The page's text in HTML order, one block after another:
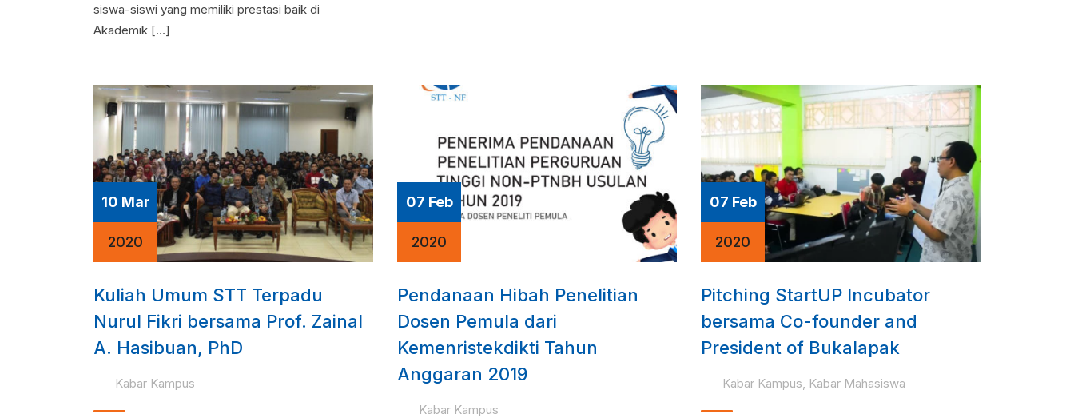
siswa-siswi yang memiliki prestasi baik di
Akademik […]
10 Mar
2020
Kuliah Umum STT Terpadu
Nurul Fikri bersama Prof. Zainal
A. Hasibuan, PhD
Kabar Kampus
07 Feb
2020
Pendanaan Hibah Penelitian
Dosen Pemula dari
Kemenristekdikti Tahun
Anggaran 2019
Kabar Kampus
07 Feb
2020
Pitching StartUP Incubator
bersama Co-founder and
President of Bukalapak
Kabar Kampus, Kabar Mahasiswa